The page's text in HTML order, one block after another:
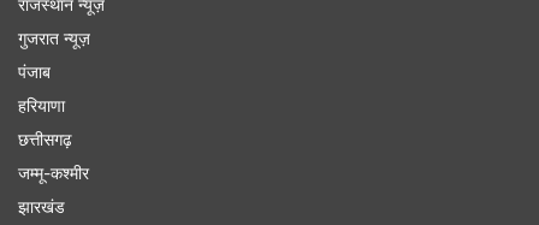
ईरान ने कहा ये हमारी सत्य प्रतिज्ञा है
राजस्थान न्यूज़
गुजरात न्यूज़
पंजाब
हरियाणा
छत्तीसगढ़
जम्मू-कश्मीर
झारखंड